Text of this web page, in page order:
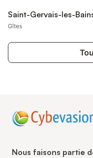
Saint-Gervais-les-
Gîtes
Nous faisons partie